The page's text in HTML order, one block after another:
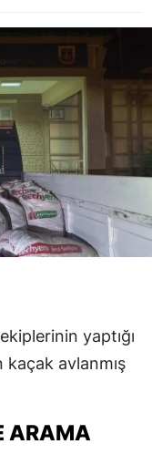
yaptığı
avlanmış
ARAMA